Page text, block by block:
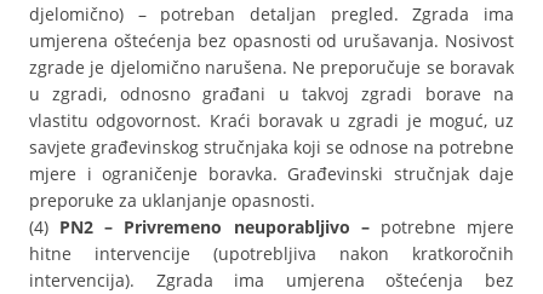
djelomično) – potreban detaljan pregled. Zgrada ima
umjerena oštećenja bez opasnosti od urušavanja. Nosivost
zgrade je djelomično narušena. Ne preporučuje se boravak
u zgradi, odnosno građani u takvoj zgradi borave na
vlastitu odgovornost. Kraći boravak u zgradi je moguć, uz
savjete građevinskog stručnjaka koji se odnose na potrebne
mjere i ograničenje boravka. Građevinski stručnjak daje
preporuke za uklanjanje opasnosti.
(4) PN2 – Privremeno neuporabljivo – potrebne mjere
hitne intervencije (upotrebljiva nakon kratkoročnih
intervencija). Zgrada ima umjerena oštećenja bez